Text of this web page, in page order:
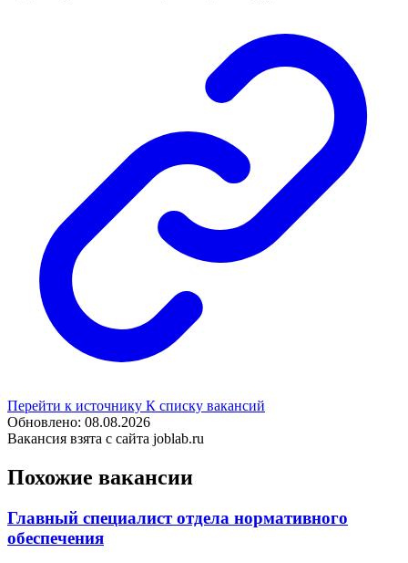
Перейти к источнику К списку вакансий
Обновлено: 08.08.2026
Вакансия взята с сайта joblab.ru
Похожие вакансии
Главный специалист отдела нормативного
обеспечения